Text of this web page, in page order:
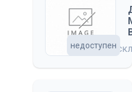
на
недоступен